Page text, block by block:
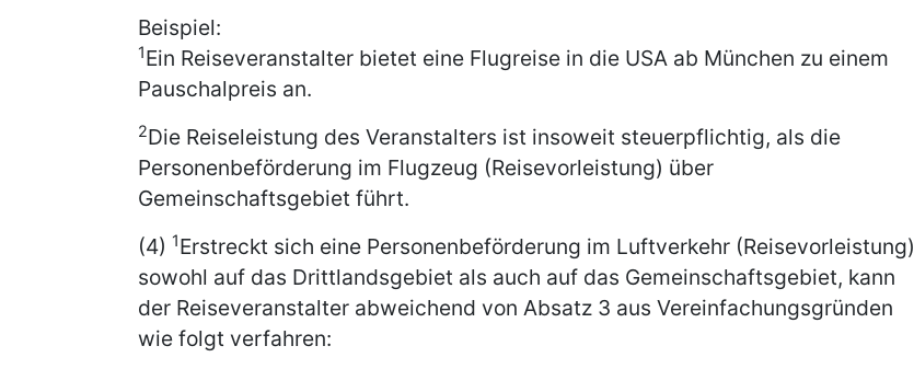
Beispiel:
1Ein Reiseveranstalter bietet eine Flugreise in die USA ab München zu einem
Pauschalpreis an.
2Die Reiseleistung des Veranstalters ist insoweit steuerpflichtig, als die
Personenbeförderung im Flugzeug (Reisevorleistung) über
Gemeinschaftsgebiet führt.
(4) 1Erstreckt sich eine Personenbeförderung im Luftverkehr (Reisevorleistung)
sowohl auf das Drittlandsgebiet als auch auf das Gemeinschaftsgebiet, kann
der Reiseveranstalter abweichend von Absatz 3 aus Vereinfachungsgründen
wie folgt verfahren: